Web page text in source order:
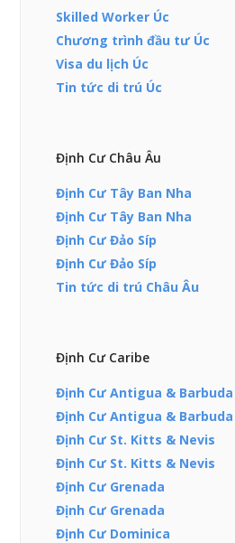
Skilled Worker Úc
Chương trình đầu tư Úc
Visa du lịch Úc
Tin tức di trú Úc
Định Cư Châu Âu
Định Cư Tây Ban Nha
Định Cư Tây Ban Nha
Định Cư Đảo Síp
Định Cư Đảo Síp
Tin tức di trú Châu Âu
Định Cư Caribe
Định Cư Antigua & Barbuda
Định Cư Antigua & Barbuda
Định Cư St. Kitts & Nevis
Định Cư St. Kitts & Nevis
Định Cư Grenada
Định Cư Grenada
Định Cư Dominica